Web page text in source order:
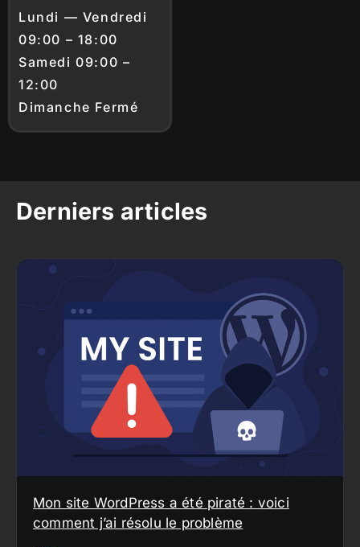
Lundi — Vendredi
09:00 – 18:00
Samedi 09:00 –
12:00
Dimanche Fermé
Derniers articles
Mon site WordPress a été piraté : voici
comment j’ai résolu le problème